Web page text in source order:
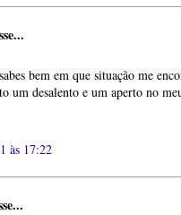
bem em que situação me
um desalento e um aperto no
às 17:22